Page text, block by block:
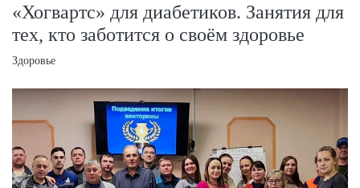
«Хогвартс» для диабетиков. Занятия для
тех, кто заботится о своём здоровье
Здоровье